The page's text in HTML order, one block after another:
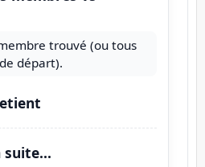
trouvé (ou tous
départ).
suite...